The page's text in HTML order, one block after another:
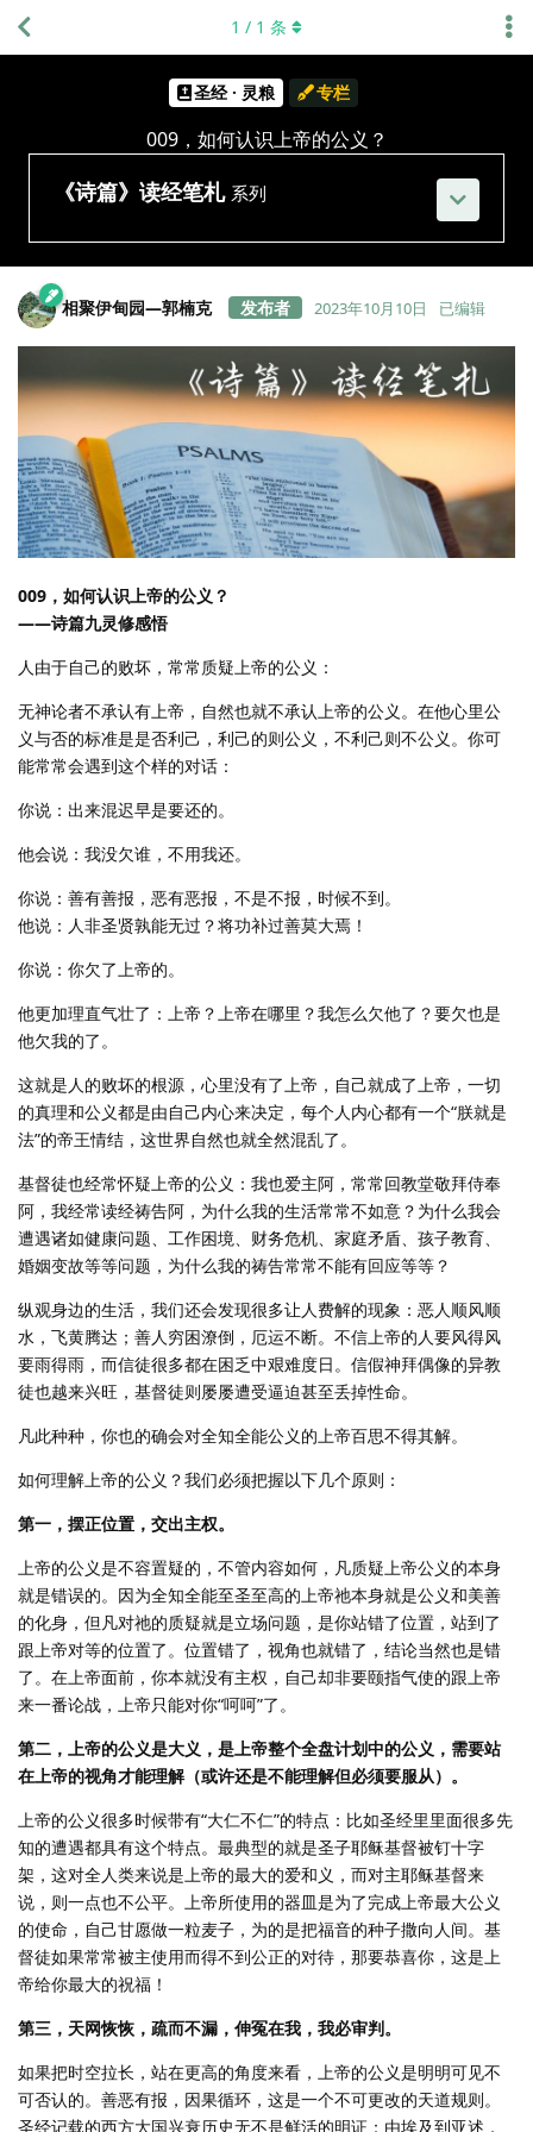
圣经 · 灵粮 专栏
009，如何认识上帝的公义？
《诗篇》读经笔札 系列
1 / 1 条
相聚伊甸园—郭楠克 2023年10月10日 已编辑
009，如何认识上帝的公义？
——诗篇九灵修感悟
人由于自己的败坏，常常质疑上帝的公义：
无神论者不承认有上帝，自然也就不承认上帝的公义。在他心里公
义与否的标准是是否利己，利己的则公义，不利己则不公义。你可
能常常会遇到这个样的对话：
你说：出来混迟早是要还的。
他会说：我没欠谁，不用我还。
你说：善有善报，恶有恶报，不是不报，时候不到。
他说：人非圣贤孰能无过？将功补过善莫大焉！
你说：你欠了上帝的。
他更加理直气壮了：上帝？上帝在哪里？我怎么欠他了？要欠也是
他欠我的了。
这就是人的败坏的根源，心里没有了上帝，自己就成了上帝，一切
的真理和公义都是由自己内心来决定，每个人内心都有一个“朕就是
法”的帝王情结，这世界自然也就全然混乱了。
基督徒也经常怀疑上帝的公义：我也爱主阿，常常回教堂敬拜侍奉
阿，我经常读经祷告阿，为什么我的生活常常不如意？为什么我会
遭遇诸如健康问题、工作困境、财务危机、家庭矛盾、孩子教育、
婚姻变故等等问题，为什么我的祷告常常不能有回应等等？
纵观身边的生活，我们还会发现很多让人费解的现象：恶人顺风顺
水，飞黄腾达；善人穷困潦倒，厄运不断。不信上帝的人要风得风
要雨得雨，而信徒很多都在困乏中艰难度日。信假神拜偶像的异教
徒也越来兴旺，基督徒则屡屡遭受逼迫甚至丢掉性命。
凡此种种，你也的确会对全知全能公义的上帝百思不得其解。
如何理解上帝的公义？我们必须把握以下几个原则：
第一，摆正位置，交出主权。
上帝的公义是不容置疑的，不管内容如何，凡质疑上帝公义的本身
就是错误的。因为全知全能至圣至高的上帝祂本身就是公义和美善
的化身，但凡对祂的质疑就是立场问题，是你站错了位置，站到了
跟上帝对等的位置了。位置错了，视角也就错了，结论当然也是错
了。在上帝面前，你本就没有主权，自己却非要颐指气使的跟上帝
来一番论战，上帝只能对你“呵呵”了。
第二，上帝的公义是大义，是上帝整个全盘计划中的公义，需要站
在上帝的视角才能理解（或许还是不能理解但必须要服从）。
上帝的公义很多时候带有“大仁不仁”的特点：比如圣经里里面很多先
知的遭遇都具有这个特点。最典型的就是圣子耶稣基督被钉十字
架，这对全人类来说是上帝的最大的爱和义，而对主耶稣基督来
说，则一点也不公平。上帝所使用的器皿是为了完成上帝最大公义
的使命，自己甘愿做一粒麦子，为的是把福音的种子撒向人间。基
督徒如果常常被主使用而得不到公正的对待，那要恭喜你，这是上
帝给你最大的祝福！
第三，天网恢恢，疏而不漏，伸冤在我，我必审判。
如果把时空拉长，站在更高的角度来看，上帝的公义是明明可见不
可否认的。善恶有报，因果循环，这是一个不可更改的天道规则。
圣经记载的西方大国兴衰历史无不是鲜活的明证：由埃及到亚述，